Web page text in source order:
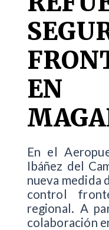
EN
En el
Ibáñez del
nueva medida
control
regional. A
colaboración